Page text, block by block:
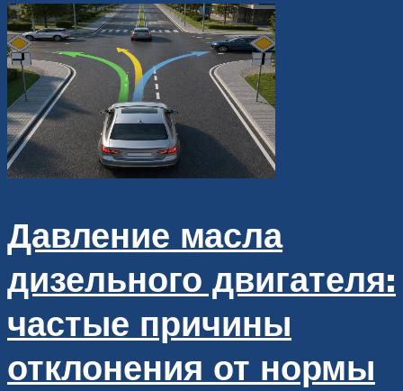
Давление масла
дизельного двигателя:
частые причины
отклонения от нормы